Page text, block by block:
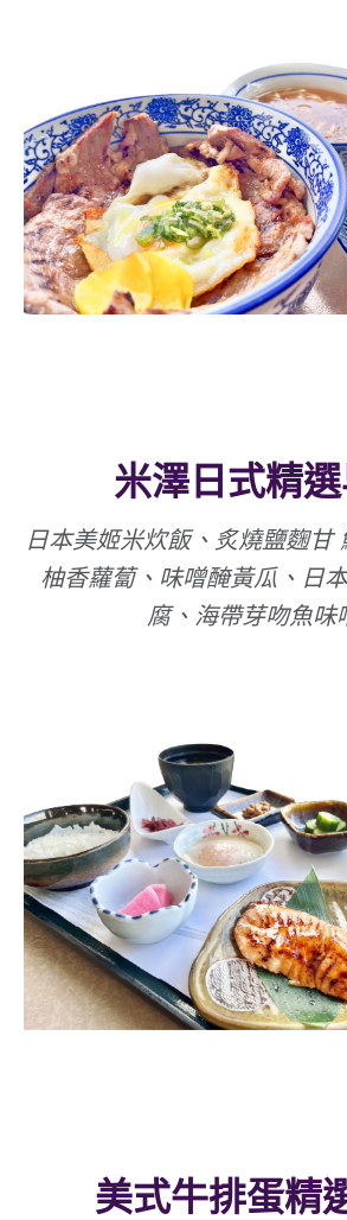
米澤日式精
日本美姬米炊飯、炙燒鹽麴甘
柚香蘿蔔、味噌醃黃瓜、日
腐、海帶芽吻魚味
美式牛排蛋精